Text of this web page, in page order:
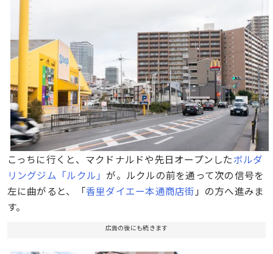
こっちに行くと、マクドナルドや先日オープンしたボルダ
リングジム「ルクル」 が。ルクルの前を通って次の信号を
左に曲がると、「香里ダイエー本通商店街 」の方へ進みま
す。
広告の後にも続きます